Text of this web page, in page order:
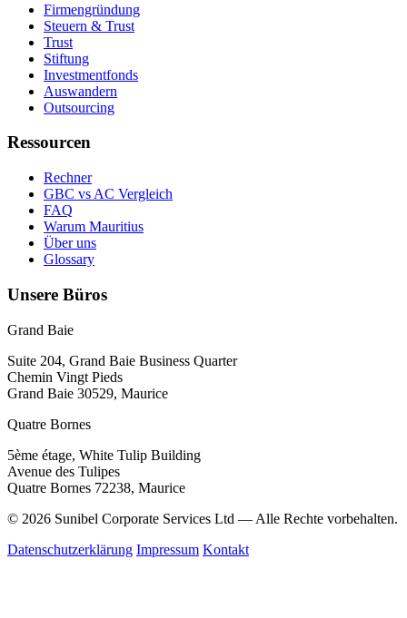
Firmengründung
Steuern & Trust
Trust
Stiftung
Investmentfonds
Auswandern
Outsourcing
Ressourcen
Rechner
GBC vs AC Vergleich
FAQ
Warum Mauritius
Über uns
Glossary
Unsere Büros
Grand Baie
Suite 204, Grand Baie Business Quarter
Chemin Vingt Pieds
Grand Baie 30529, Maurice
Quatre Bornes
5ème étage, White Tulip Building
Avenue des Tulipes
Quatre Bornes 72238, Maurice
© 2026 Sunibel Corporate Services Ltd — Alle Rechte vorbehalten.
Datenschutzerklärung Impressum Kontakt